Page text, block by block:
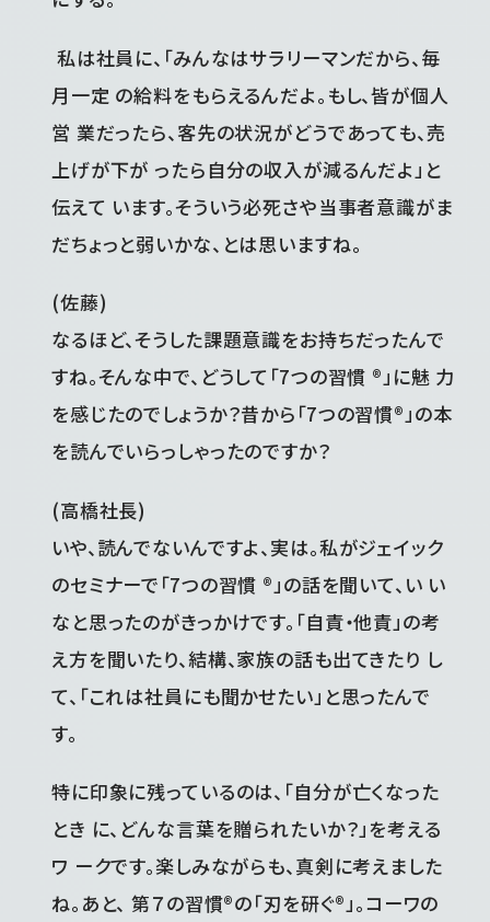
私は社員に、「みんなはサラリーマンだから、毎
月一定 の給料をもらえるんだよ。もし、皆が個人
営 業だったら、客先の状況がどうであっても、売
上げが下が ったら自分の収入が減るんだよ」と
伝えて います。そういう必死さや当事者意識がま
だちょっと弱いかな、とは思いますね。
(佐藤)
なるほど、そうした課題意識をお持ちだったんで
すね。そんな中で、どうして「7つの習慣 ®」に魅 力
を感じたのでしょうか？昔から「7つの習慣®」の本
を読んでいらっしゃったのですか？
(高橋社長)
いや、読んでないんですよ、実は。私がジェイック
のセミナーで「7つの習慣 ®」の話を聞いて、い い
なと思ったのがきっかけです。「自責・他責」の考
え方を聞いたり、結構、家族の話も出てきたり し
て、「これは社員にも聞かせたい」と思ったんで
す。
特に印象に残っているのは、「自分が亡くなった
とき に、どんな言葉を贈られたいか？」を考える
ワ ークです。楽しみながらも、真剣に考えました
ね。あと、 第７の習慣®の「刃を研ぐ®」。コーワの